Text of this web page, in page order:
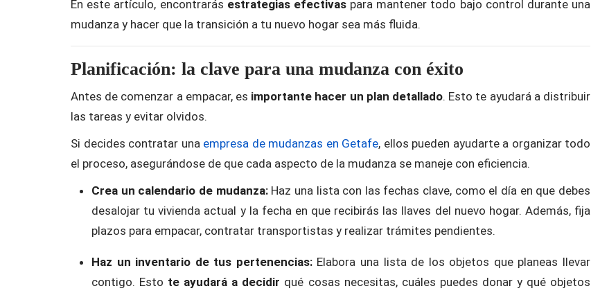
En este artículo, encontrarás estrategias efectivaspara mantener todo bajo control durante una
mudanza y hacer que la transición a tu nuevo hogar sea más fluida.
Planificación: la clave para una mudanza con éxito
Antes de comenzar a empacar, es importante hacer un plan detallado. Esto te ayudará a distribuir
las tareas y evitar olvidos.
Si decides contratar una empresa de mudanzas en Getafe, ellos pueden ayudarte a organizar todo
el proceso, asegurándose de que cada aspecto de la mudanza se maneje con eficiencia.
Crea un calendario de mudanza: Haz una lista con las fechas clave, como el día en que debes
desalojar tu vivienda actual y la fecha en que recibirás las llaves del nuevo hogar. Además, fija
plazos para empacar, contratar transportistas y realizar trámites pendientes.
Haz un inventario de tus pertenencias: Elabora una lista de los objetos que planeas llevar
contigo. Esto te ayudará a decidir qué cosas necesitas, cuáles puedes donar y qué objetos